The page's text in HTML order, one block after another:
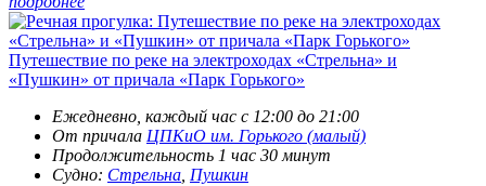
Путешествие по реке на электроходах «Стрельна» и
«Пушкин» от причала «Парк Горького»
Ежедневно, каждый час с 12:00 до 21:00
От причала ЦПКиО им. Горького (малый)
Продолжительность 1 час 30 минут
Судно: Стрельна Пушкин